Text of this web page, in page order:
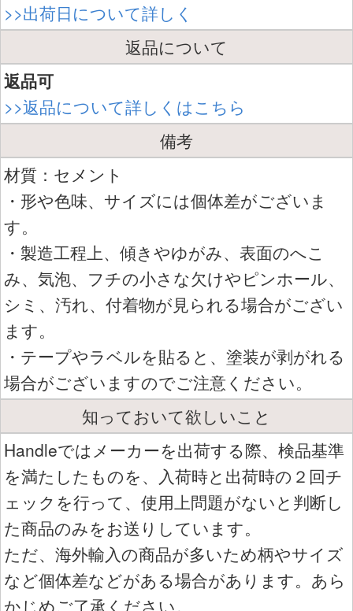
>>出荷日について詳しく
返品について
返品可
>>返品について詳しくはこちら
備考
材質：セメント
・形や色味、サイズには個体差がございま
す。
・製造工程上、傾きやゆがみ、表面のへこ
み、気泡、フチの小さな欠けやピンホール、
シミ、汚れ、付着物が見られる場合がござい
ます。
・テープやラベルを貼ると、塗装が剥がれる
場合がございますのでご注意ください。
知っておいて欲しいこと
Handleではメーカーを出荷する際、検品基準
を満たしたものを、入荷時と出荷時の２回チ
ェックを行って、使用上問題がないと判断し
た商品のみをお送りしています。
ただ、海外輸入の商品が多いため柄やサイズ
など個体差などがある場合があります。あら
かじめご了承ください。